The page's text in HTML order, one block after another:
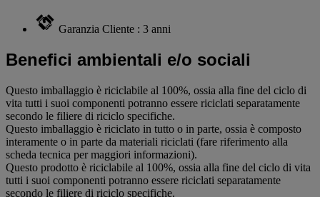
Garanzia Cliente : 3 anni
Benefici ambientali e/o sociali
Questo imballaggio è riciclabile al 100%, ossia alla fine del ciclo di
vita tutti i suoi componenti potranno essere riciclati separatamente
secondo le filiere di riciclo specifiche.
Questo imballaggio è riciclato in tutto o in parte, ossia è composto
interamente o in parte da materiali riciclati (fare riferimento alla
scheda tecnica per maggiori informazioni).
Questo prodotto è riciclabile al 100%, ossia alla fine del ciclo di vita
tutti i suoi componenti potranno essere riciclati separatamente
secondo le filiere di riciclo specifiche.